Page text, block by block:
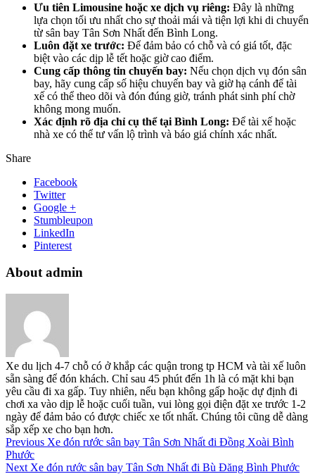
Ưu tiên Limousine hoặc xe dịch vụ riêng: Đây là những
lựa chọn tối ưu nhất cho sự thoải mái và tiện lợi khi di chuyển
từ sân bay Tân Sơn Nhất đến Bình Long.
Luôn đặt xe trước: Để đảm bảo có chỗ và có giá tốt, đặc
biệt vào các dịp lễ tết hoặc giờ cao điểm.
Cung cấp thông tin chuyến bay: Nếu chọn dịch vụ đón sân
bay, hãy cung cấp số hiệu chuyến bay và giờ hạ cánh để tài
xế có thể theo dõi và đón đúng giờ, tránh phát sinh phí chờ
không mong muốn.
Xác định rõ địa chỉ cụ thể tại Bình Long: Để tài xế hoặc
nhà xe có thể tư vấn lộ trình và báo giá chính xác nhất.
Share
Facebook
Twitter
Google +
Stumbleupon
LinkedIn
Pinterest
About admin
Xe du lịch 4-7 chỗ có ở khắp các quận trong tp HCM và tài xế luôn
sẵn sàng để đón khách. Chỉ sau 45 phút đến 1h là có mặt khi bạn
yêu cầu đi xa gấp. Tuy nhiên, nếu bạn không gấp hoặc dự định đi
chơi xa vào dịp lễ hoặc cuối tuần, vui lòng gọi điện đặt xe trước 1-2
ngày để đảm bảo có được chiếc xe tốt nhất. Chúng tôi cũng dễ dàng
sắp xếp xe cho bạn hơn.
Previous Xe đón rước sân bay Tân Sơn Nhất đi Đồng Xoài Bình
Phước
Next Xe đón rước sân bay Tân Sơn Nhất đi Bù Đăng Bình Phước